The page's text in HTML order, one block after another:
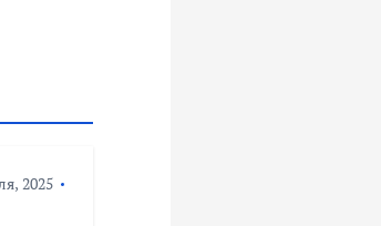
2025